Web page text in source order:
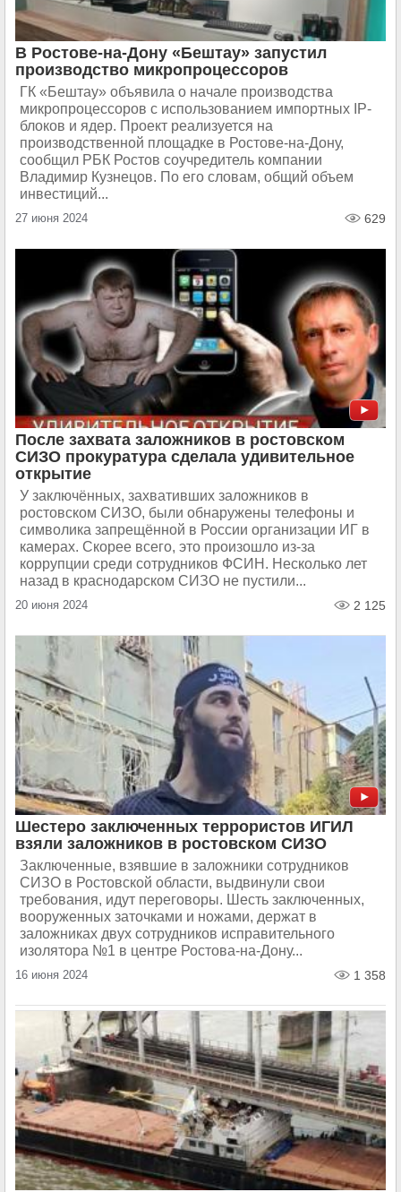
В Ростове-на-Дону «Бештау» запустил
производство микропроцессоров
ГК «Бештау» объявила о начале производства
микропроцессоров с использованием импортных IP-
блоков и ядер. Проект реализуется на
производственной площадке в Ростове-на-Дону,
сообщил РБК Ростов соучредитель компании
Владимир Кузнецов. По его словам, общий объем
инвестиций...
27 июня 2024 629
После захвата заложников в ростовском
СИЗО прокуратура сделала удивительное
открытие
У заключённых, захвативших заложников в
ростовском СИЗО, были обнаружены телефоны и
символика запрещённой в России организации ИГ в
камерах. Скорее всего, это произошло из-за
коррупции среди сотрудников ФСИН. Несколько лет
назад в краснодарском СИЗО не пустили...
20 июня 2024 2 125
Шестеро заключенных террористов ИГИЛ
взяли заложников в ростовском СИЗО
Заключенные, взявшие в заложники сотрудников
СИЗО в Ростовской области, выдвинули свои
требования, идут переговоры. Шесть заключенных,
вооруженных заточками и ножами, держат в
заложниках двух сотрудников исправительного
изолятора №1 в центре Ростова-на-Дону...
16 июня 2024 1 358